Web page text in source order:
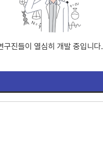
구진들이 열심히 개발 중입니다.